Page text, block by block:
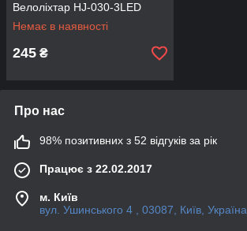
Велоліхтар HJ-030-3LED
Немає в наявності
245 ₴
Про нас
98% позитивних з 52 відгуків за рік
Працює з 22.02.2017
м. Київ
вул. Ушинського 4 , 03087, Київ, Україна